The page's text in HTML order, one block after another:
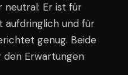
Er ist für
aufdringlich und für
genug. Beide
Erwartungen